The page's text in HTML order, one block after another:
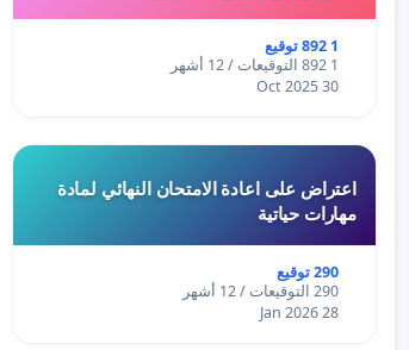
1 892 توقيع
1 892 التوقيعات / 12 أشهر
30 Oct 2025
اعتراض على اعادة الامتحان النهائي لمادة
مهارات حياتية
290 توقيع
290 التوقيعات / 12 أشهر
28 Jan 2026